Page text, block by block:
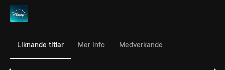
Liknande titlar Mer info Medverkande